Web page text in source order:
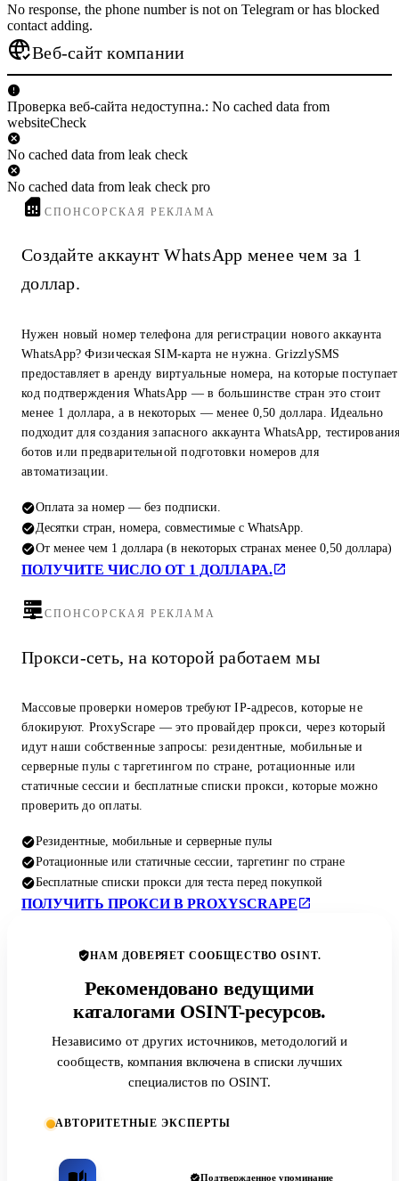
No response, the phone number is not on Telegram or has blocked
contact adding.
Веб-сайт компании
Проверка веб-сайта недоступна.: No cached data from
websiteCheck
No cached data from leak check
No cached data from leak check pro
СПОНСОРСКАЯ РЕКЛАМА
Создайте аккаунт WhatsApp менее чем за 1
доллар.
Нужен новый номер телефона для регистрации нового аккаунта
WhatsApp? Физическая SIM-карта не нужна. GrizzlySMS
предоставляет в аренду виртуальные номера, на которые поступает
код подтверждения WhatsApp — в большинстве стран это стоит
менее 1 доллара, а в некоторых — менее 0,50 доллара. Идеально
подходит для создания запасного аккаунта WhatsApp,
ботов или предварительной подготовки номеров для
автоматизации.
Оплата за номер — без подписки.
Десятки стран, номера, совместимые с WhatsApp.
От менее чем 1 доллара (в некоторых странах менее 0,50 доллара)
ПОЛУЧИТЕ ЧИСЛО ОТ 1 ДОЛЛАРА.
СПОНСОРСКАЯ РЕКЛАМА
Прокси-сеть, на которой работаем мы
Массовые проверки номеров требуют IP-адресов, которые не
блокируют. ProxyScrape — это провайдер прокси, через который
идут наши собственные запросы: резидентные, мобильные и
серверные пулы с таргетингом по стране, ротационные или
статичные сессии и бесплатные списки прокси, которые можно
проверить до оплаты.
Резидентные, мобильные и серверные пулы
Ротационные или статичные сессии, таргетинг по стране
Бесплатные списки прокси для теста перед покупкой
ПОЛУЧИТЬ ПРОКСИ В PROXYSCRAPE
НАМ ДОВЕРЯЕТ СООБЩЕСТВО OSINT.
Рекомендовано ведущими
каталогами OSINT-ресурсов.
Независимо от других источников, методологий и
сообществ, компания включена в списки лучших
специалистов по OSINT.
АВТОРИТЕТНЫЕ ЭКСПЕРТЫ
Подтвержденное упоминание